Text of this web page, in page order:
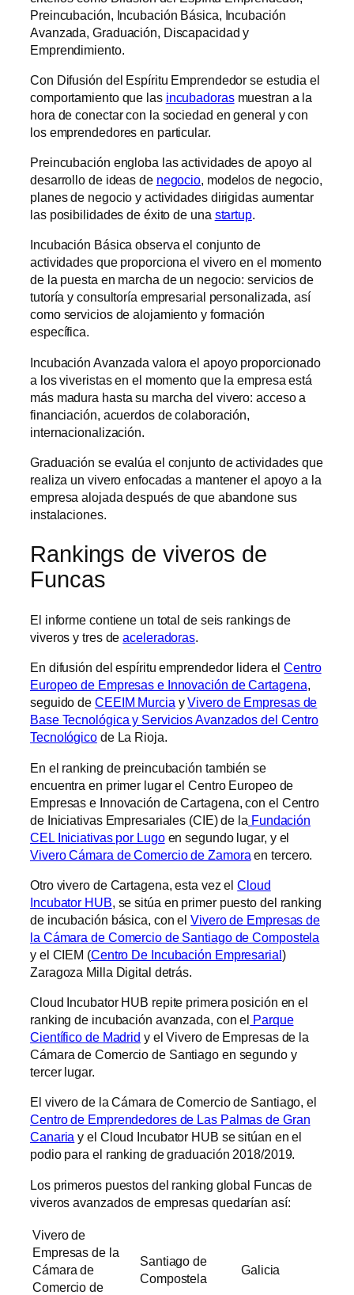
Preincubación, Incubación Básica, Incubación
Avanzada, Graduación, Discapacidad y
Emprendimiento.
Con Difusión del Espíritu Emprendedor se estudia el
comportamiento que las incubadorasmuestran a la
hora de conectar con la sociedad en general y con
los emprendedores en particular.
Preincubación engloba las ac­tividades de apoyo al
desarrollo de ideas de ne­gocio, modelos de negocio,
planes de negocio y actividades dirigidas aumentar
las posibilidades de éxito de una startup.
Incubación Básica observa el conjunto de
actividades que proporciona el vivero en el momento
de la puesta en marcha de un negocio: servicios de
tutoría y consultoría empresarial personalizada, así
como servicios de alojamiento y formación
específica.
Incubación Avanzada valora el apoyo proporcionado
a los viveristas en el momento que la empresa está
más madura has­ta su marcha del vivero: acceso a
financiación, acuerdos de colaboración,
internacionalización.
Graduación se evalúa el con­junto de actividades que
realiza un vivero enfo­cadas a mantener el apoyo a la
empresa alojada después de que abandone sus
instalaciones.
Rankings de viveros de
Funcas
El informe contiene un total de seis rankings de
viveros y tres deaceleradoras.
En difusión del espíritu emprendedor lidera elCentro
Europeo de Empresas e Innovación de Cartagena,
seguido de CEEIM Murcia yVivero de Empresas de
Base Tecnológica y Servicios Avanzados del Centro
Tecnológicode La Rioja.
En el ranking de preincubación también se
encuentra en primer lugar el Centro Europeo de
Empresas e Innovación de Cartagena, con el Centro
de Iniciativas Empresariales (CIE) de la Fundación
CEL Iniciativas por Lugoen segundo lugar, y el
Vivero Cámara de Comercio de Zamora en tercero.
Otro vivero de Cartagena, esta vez elCloud
Incubator HUB, se sitúa en primer puesto del ranking
de incubación básica, con elVivero de Empresas de
la Cámara de Comercio de Santiago de Compostela
y el CIEM (Centro De Incubación Empresarial)
Zaragoza Milla Digital detrás.
Cloud Incubator HUB repite primera posición en el
ranking de incubación avanzada, con el Parque
Científico de Madrid y el Vivero de Empresas de la
Cámara de Comercio de Santiago en segundo y
tercer lugar.
El vivero de la Cámara de Comercio de Santiago, el
Centro de Emprendedores de Las Palmas de Gran
Canaria y el Cloud Incubator HUB se sitúan en el
podio para el ranking de graduación 2018/2019.
Los primeros puestos del ranking global Funcas de
viveros avanzados de empresas quedarían así:
Vivero de
Empresas de la
Cámara de
Comercio de
Santiago de
Compostela
Galicia